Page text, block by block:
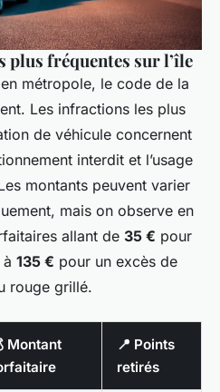
plus fréquentes sur l’île
métropole, le code de la
Les infractions les plus
de véhicule concernent
interdit et l’usage
montants peuvent varier
mais on observe en
allant de 35 € pour
135 € pour un excès de
rouge grillé.
Montant
📍 Points
retirés